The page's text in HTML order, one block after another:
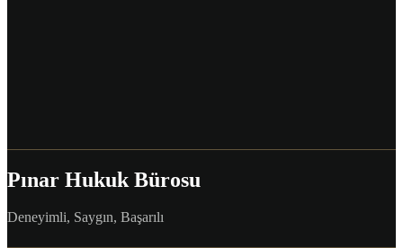
Pınar Hukuk Bürosu
Deneyimli, Saygın, Başarılı